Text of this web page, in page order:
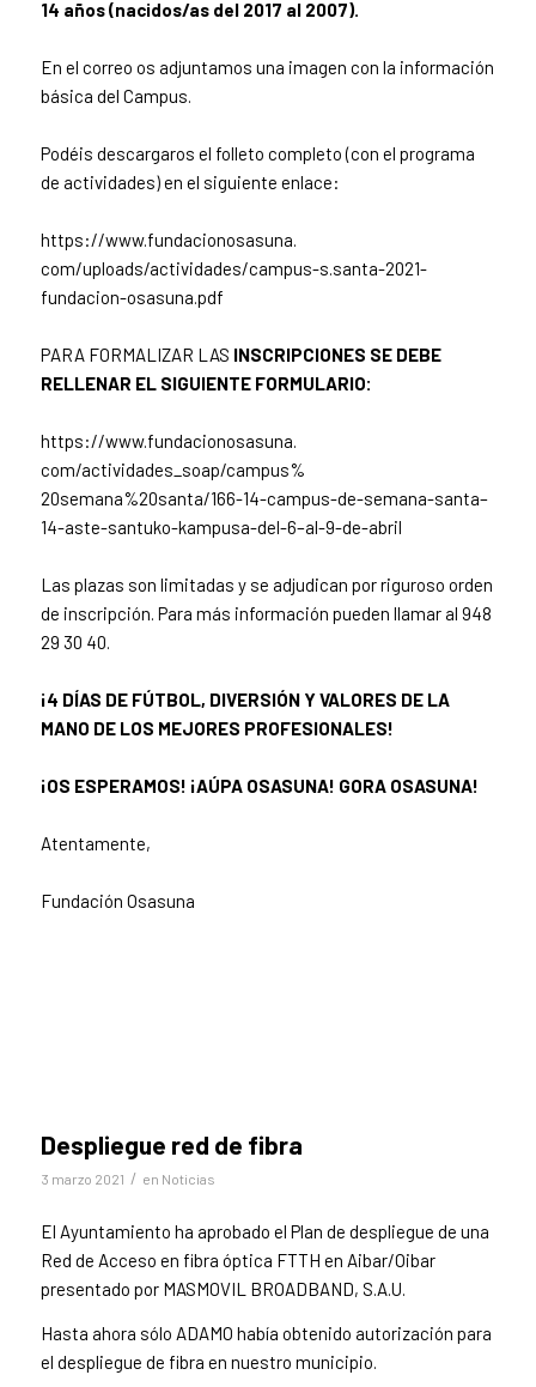
14 años (nacidos/as del 2017 al 2007).
En el correo os adjuntamos una imagen con la información
básica del Campus.
Podéis descargaros el folleto completo (con el programa
de actividades) en el siguiente enlace:
https://www.fundacionosasuna.
com/uploads/actividades/campus-s.santa-2021-
fundacion-osasuna.pdf
PARA FORMALIZAR LAS INSCRIPCIONES SE DEBE
RELLENAR EL SIGUIENTE FORMULARIO:
https://www.fundacionosasuna.
com/actividades_soap/campus%
20semana%20santa/166-14-campus-de-semana-santa–
14-aste-santuko-kampusa-del-6–al-9-de-abril
Las plazas son limitadas y se adjudican por riguroso orden
de inscripción. Para más información pueden llamar al 948
29 30 40.
¡4 DÍAS DE FÚTBOL, DIVERSIÓN Y VALORES DE LA
MANO DE LOS MEJORES PROFESIONALES!
¡OS ESPERAMOS! ¡AÚPA OSASUNA! GORA OSASUNA!
Atentamente,
Fundación Osasuna
Despliegue red de fibra
3 marzo 2021 / en Noticias
El Ayuntamiento ha aprobado el Plan de despliegue de una
Red de Acceso en fibra óptica FTTH en Aibar/Oibar
presentado por MASMOVIL BROADBAND, S.A.U.
Hasta ahora sólo ADAMO había obtenido autorización para
el despliegue de fibra en nuestro municipio.